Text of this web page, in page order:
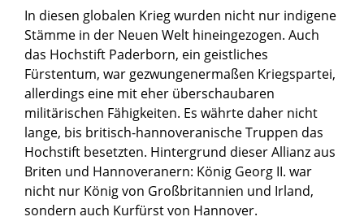
In diesen globalen Krieg wurden nicht nur indigene
Stämme in der Neuen Welt hineingezogen. Auch
das Hochstift Paderborn, ein geistliches
Fürstentum, war gezwungenermaßen Kriegspartei,
allerdings eine mit eher überschaubaren
militärischen Fähigkeiten. Es währte daher nicht
lange, bis britisch-hannoveranische Truppen das
Hochstift besetzten. Hintergrund dieser Allianz aus
Briten und Hannoveranern: König Georg II. war
nicht nur König von Großbritannien und Irland,
sondern auch Kurfürst von Hannover.